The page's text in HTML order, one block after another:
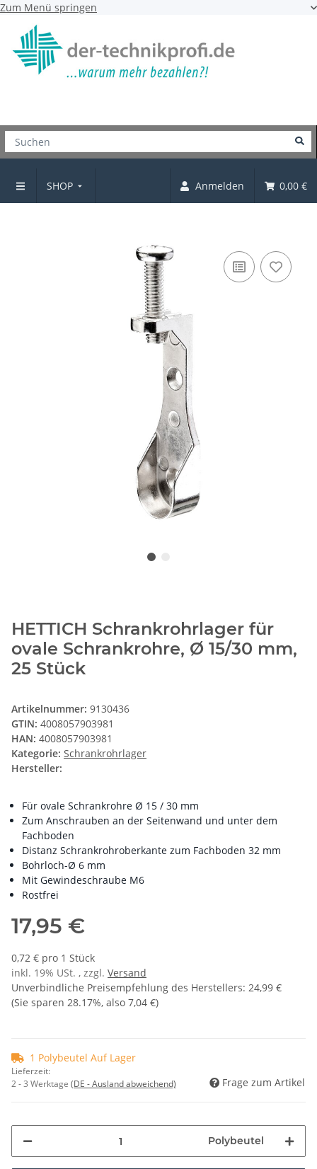
Zum Menü springen
SHOP Anmelden 0,00 €
Schrankrohrlager
HETTICH Schrankrohrlager für
ovale Schrankrohre, Ø 15/30 mm,
25 Stück
Artikelnummer: 9130436
GTIN: 4008057903981
HAN: 4008057903981
Kategorie: Schrankrohrlager
Hersteller:
Für ovale Schrankrohre Ø 15 / 30 mm
Zum Anschrauben an der Seitenwand und unter dem
Fachboden
Distanz Schrankrohroberkante zum Fachboden 32 mm
Bohrloch-Ø 6 mm
Mit Gewindeschraube M6
Rostfrei
17,95 €
0,72 € pro 1 Stück
inkl. 19% USt. , zzgl. Versand
Unverbindliche Preisempfehlung des Herstellers: 24,99 €
(Sie sparen 28.17%, also 7,04 €)
1 Polybeutel Auf Lager
Lieferzeit:
2 - 3 Werktage (DE - Ausland abweichend) Frage zum Artikel
Polybeutel